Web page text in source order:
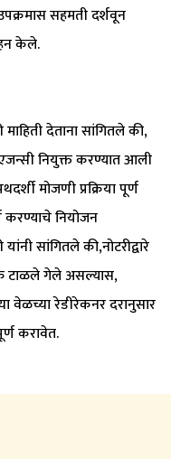
सहमती दर्शवून
केले.
देताना सांगितले की,
एजन्सी नियुक्त करण्यात आली
मोजणी प्रक्रिया पूर्ण
करण्याचे नियोजन
सांगितले की,नोटरीद्वारे
टाळले गेले असल्यास,
वेळच्या रेडीरेकनर दरानुसार
करावेत.